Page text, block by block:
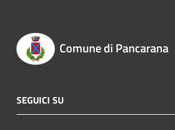
Comune di Pancarana
SEGUICI SU